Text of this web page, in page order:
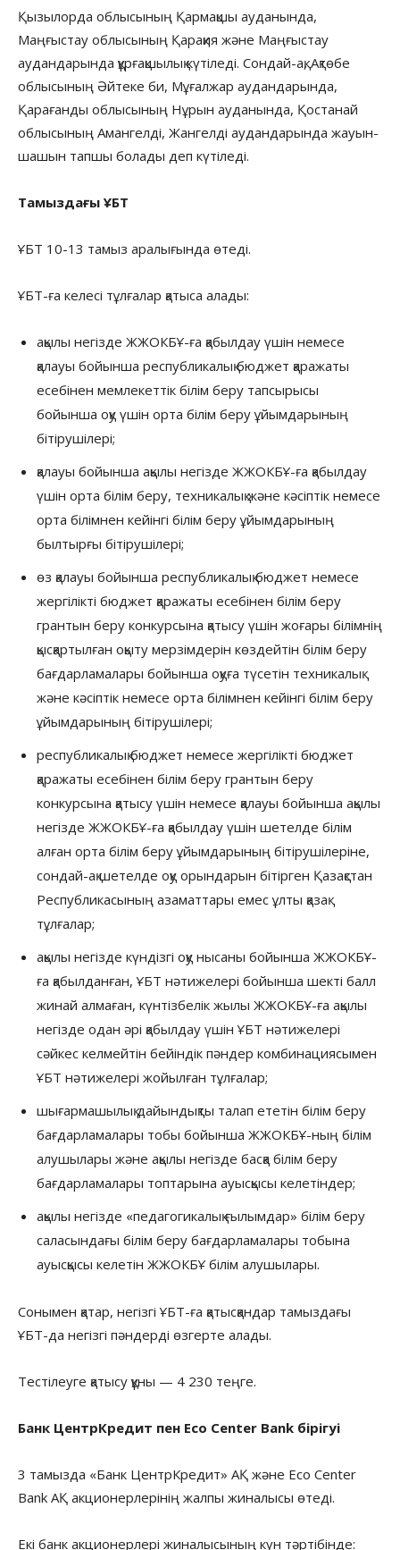
Қызылорда облысының Қармақшы ауданында,
Маңғыстау облысының Қарақия және Маңғыстау
аудандарында құрғақшылық күтіледі. Сондай-ақ, Ақтөбе
облысының Әйтеке би, Мұғалжар аудандарында,
Қарағанды ​​облысының Нұрын ауданында, Қостанай
облысының Амангелді, Жангелді аудандарында жауын-
шашын тапшы болады деп күтіледі.
Тамыздағы ҰБТ
ҰБТ 10-13 тамыз аралығында өтеді.
ҰБТ-ға келесі тұлғалар қатыса алады:
ақылы негізде ЖЖОКБҰ-ға қабылдау үшін немесе
қалауы бойынша республикалық бюджет қаражаты
есебінен мемлекеттік білім беру тапсырысы
бойынша оқу үшін орта білім беру ұйымдарының
бітірушілері;
қалауы бойынша ақылы негізде ЖЖОКБҰ-ға қабылдау
үшін орта білім беру, техникалық және кәсіптік немесе
орта білімнен кейінгі білім беру ұйымдарының
былтырғы бітірушілері;
өз қалауы бойынша республикалық бюджет немесе
жергілікті бюджет қаражаты есебінен білім беру
грантын беру конкурсына қатысу үшін жоғары білімнің
қысқартылған оқыту мерзімдерін көздейтін білім беру
бағдарламалары бойынша оқуға түсетін техникалық
және кәсіптік немесе орта білімнен кейінгі білім беру
ұйымдарының бітірушілері;
республикалық бюджет немесе жергілікті бюджет
қаражаты есебінен білім беру грантын беру
конкурсына қатысу үшін немесе қалауы бойынша ақылы
негізде ЖЖОКБҰ-ға қабылдау үшін шетелде білім
алған орта білім беру ұйымдарының бітірушілеріне,
сондай-ақ шетелде оқу орындарын бітірген Қазақстан
Республикасының азаматтары емес ұлты қазақ
тұлғалар;
ақылы негізде күндізгі оқу нысаны бойынша ЖЖОКБҰ-
ға қабылданған, ҰБТ нәтижелері бойынша шекті балл
жинай алмаған, күнтізбелік жылы ЖЖОКБҰ-ға ақылы
негізде одан әрі қабылдау үшін ҰБТ нәтижелері
сәйкес келмейтін бейіндік пәндер комбинациясымен
ҰБТ нәтижелері жойылған тұлғалар;
шығармашылық дайындықты талап ететін білім беру
бағдарламалары тобы бойынша ЖЖОКБҰ-ның білім
алушылары және ақылы негізде басқа білім беру
бағдарламалары топтарына ауысқысы келетіндер;
ақылы негізде «педагогикалық ғылымдар» білім беру
саласындағы білім беру бағдарламалары тобына
ауысқысы келетін ЖЖОКБҰ білім алушылары.
Сонымен қатар, негізгі ҰБТ-ға қатысқандар тамыздағы
ҰБТ-да негізгі пәндерді өзгерте алады.
Тестілеуге қатысу құны — 4 230 теңге.
Банк ЦентрКредит пен Eco Center Bank бірігуі
3 тамызда «Банк ЦентрКредит» АҚ және Eco Center
Bank АҚ акционерлерінің жалпы жиналысы өтеді.
Екі банк акционерлері жиналысының күн тәртібінде: